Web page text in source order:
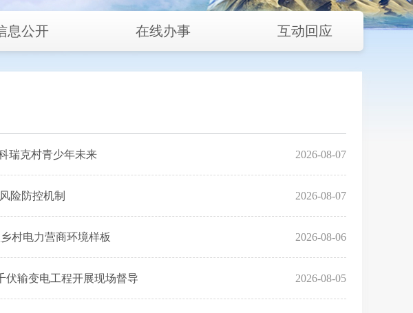
息公开 在线办事 互动回应
瑞克村青少年未来 2026-08-07
险防控机制 2026-08-07
村电力营商环境样板 2026-08-06
伏输变电工程开展现场督导 2026-08-05